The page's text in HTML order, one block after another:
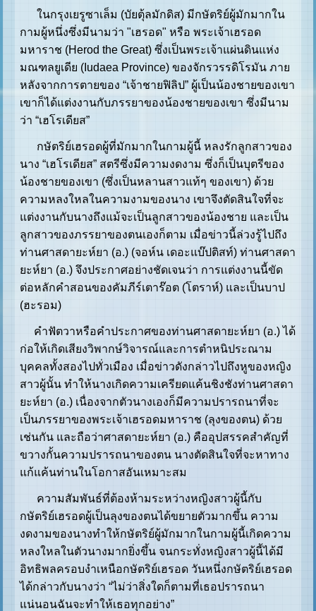
ในกรุงเยรูซาเล็ม (บัยตุ้ลมักดิส) มีกษัตริย์ผู้มักมากใน
กามผู้หนึ่งซึ่งมีนามว่า "เฮรอด" หรือ พระเจ้าเฮรอด
มหาราช (Herod the Great) ซึ่งเป็นพระเจ้าแผ่นดินแห่ง
มณฑลยูเดีย (Iudaea Province) ของจักรวรรดิโรมัน ภาย
หลังจากการตายของ “เจ้าชายฟิลิป” ผู้เป็นน้องชายของเขา
เขาก็ได้แต่งงานกับภรรยาของน้องชายของเขา ซึ่งมีนาม
ว่า “เฮโรเดียส”
กษัตริย์เฮรอดผู้ที่มักมากในกามผู้นี้ หลงรักลูกสาวของ
นาง “เฮโรเดียส” สตรีซึ่งมีความงดงาม ซึ่งก็เป็นบุตรีของ
น้องชายของเขา (ซึ่งเป็นหลานสาวแท้ๆ ของเขา) ด้วย
ความหลงใหลในความงามของนาง เขาจึงตัดสินใจที่จะ
แต่งงานกับนางถึงแม้จะเป็นลูกสาวของน้องชาย และเป็น
ลูกสาวของภรรยาของตนเองก็ตาม เมื่อข่าวนี้ล่วงรู้ไปถึง
ท่านศาสดายะห์ยา (อ.) (จอห์น เดอะแบ๊ปติสท์) ท่านศาสดา
ยะห์ยา (อ.) จึงประกาศอย่างชัดเจนว่า การแต่งงานนี้ขัด
ต่อหลักคำสอนของคัมภีร์เตาร๊อต (โตราห์) และเป็นบาป
(ฮะรอม)
คำฟัตวาหรือคำประกาศของท่านศาสดายะห์ยา (อ.) ได้
ก่อให้เกิดเสียงวิพากษ์วิจารณ์และการตำหนิประณาม
บุคคลทั้งสองไปทั่วเมือง เมื่อข่าวดังกล่าวไปถึงหูของหญิง
สาวผู้นั้น ทำให้นางเกิดความเครียดแค้นชิงชังท่านศาสดา
ยะห์ยา (อ.) เนื่องจากตัวนางเองก็มีความปรารถนาที่จะ
เป็นภรรยาของพระเจ้าเฮรอดมหาราช (ลุงของตน) ด้วย
เช่นกัน และถือว่าศาสดายะห์ยา (อ.) คืออุปสรรคสำคัญที่
ขวางกั้นความปรารถนาของตน นางตัดสินใจที่จะหาทาง
แก้แค้นท่านในโอกาสอันเหมาะสม
ความสัมพันธ์ที่ต้องห้ามระหว่างหญิงสาวผู้นี้กับ
กษัตริย์เฮรอดผู้เป็นลุงของตนได้ขยายตัวมากขึ้น ความ
งดงามของนางทำให้กษัตริย์ผู้มักมากในกามผู้นี้เกิดความ
หลงใหลในตัวนางมากยิ่งขึ้น จนกระทั่งหญิงสาวผู้นี้ได้มี
อิทธิพลครอบงำเหนือกษัตริย์เฮรอด วันหนึ่งกษัตริย์เฮรอด
ได้กล่าวกับนางว่า “ไม่ว่าสิ่งใดก็ตามที่เธอปรารถนา
แน่นอนฉันจะทำให้เธอทุกอย่าง”